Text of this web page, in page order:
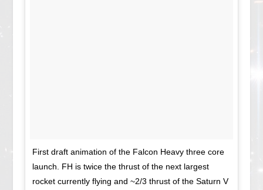
First draft animation of the Falcon Heavy three core
launch. FH is twice the thrust of the next largest
rocket currently flying and ~2/3 thrust of the Saturn V